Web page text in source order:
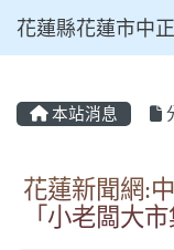
花蓮縣花蓮市中
本站消息
花蓮新聞網:
「小老闆大